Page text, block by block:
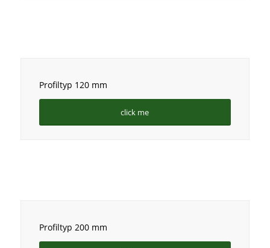
Profiltyp 120 mm
click me
Profiltyp 200 mm